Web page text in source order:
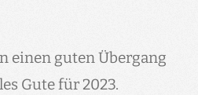
einen guten Übergang
Gute für 2023.